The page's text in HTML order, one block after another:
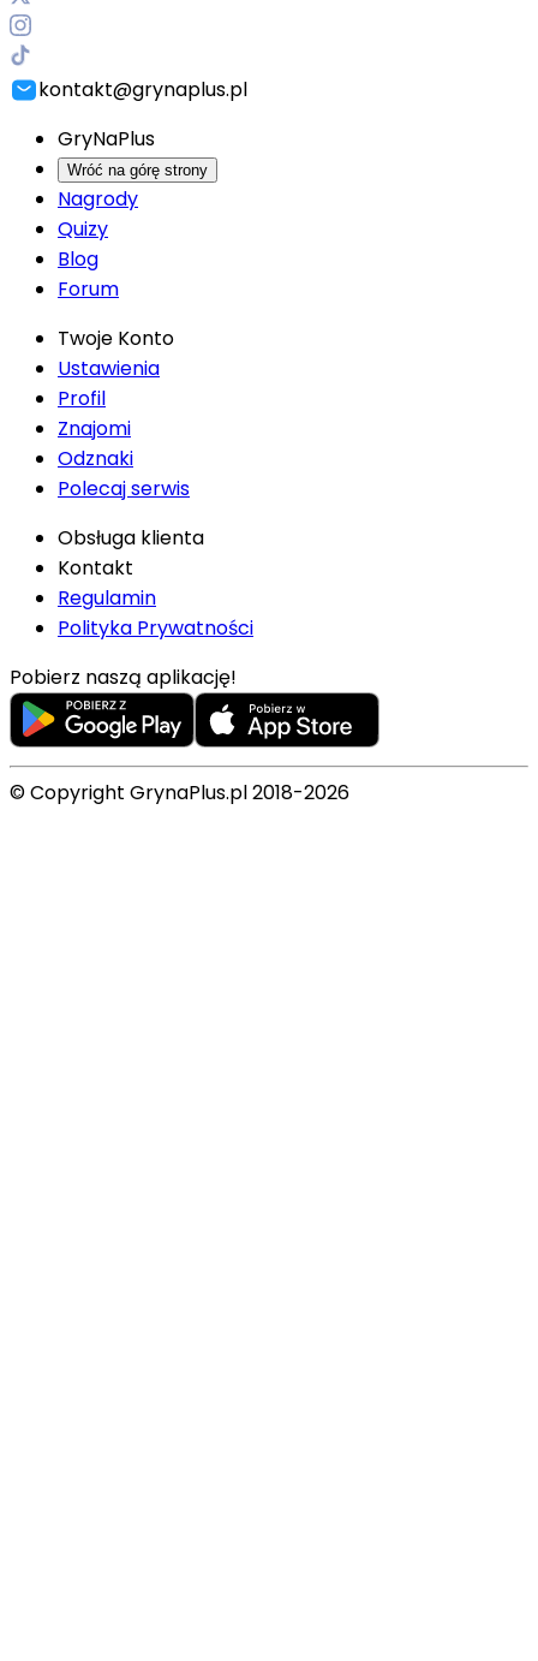
kontakt@grynaplus.pl
GryNaPlus
Wróć na górę strony
Nagrody
Quizy
Blog
Forum
Twoje Konto
Ustawienia
Profil
Znajomi
Odznaki
Polecaj serwis
Obsługa klienta
Kontakt
Regulamin
Polityka Prywatności
Pobierz naszą aplikację!
© Copyright GrynaPlus.pl 2018-2026